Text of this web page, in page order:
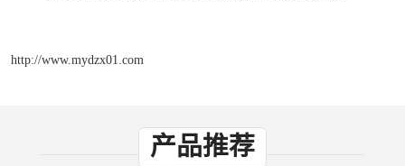
http://www.mydzx01.com
产品推荐